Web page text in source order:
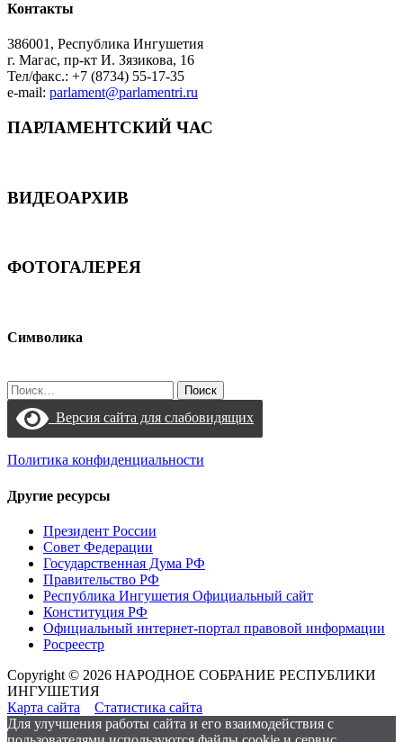
Контакты
386001, Республика Ингушетия
г. Магас, пр-кт И. Зязикова, 16
Тел/факс.: +7 (8734) 55-17-35
e-mail: parlament@parlamentri.ru
ПАРЛАМЕНТСКИЙ ЧАС
ВИДЕОАРХИВ
ФОТОГАЛЕРЕЯ
Символика
Найти:
Версия сайта для слабовидящих
Политика конфиденциальности
Другие ресурсы
Президент России
Совет Федерации
Государственная Дума РФ
Правительство РФ
Республика Ингушетия Официальный сайт
Конституция РФ
Официальный интернет-портал правовой информации
Росреестр
Copyright © 2026 НАРОДНОЕ СОБРАНИЕ РЕСПУБЛИКИ
ИНГУШЕТИЯ
Карта сайта
Статистика сайта
Для улучшения работы сайта и его взаимодействия с